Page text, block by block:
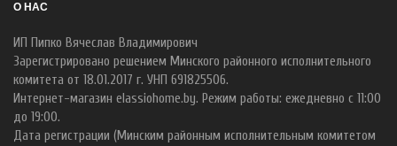
О НАС
ИП Пипко Вячеслав Владимирович
Зарегистрировано решением Минского районного исполнительного
комитета от 18.01.2017 г. УНП 691825506.
Интернет-магазин elassiohome.by. Режим работы: ежедневно с 11:00
до 19:00.
Дата регистрации (Минским районным исполнительным комитетом